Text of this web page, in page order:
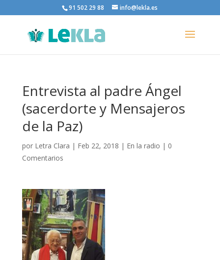
91 502 29 88 info@lekla.es
Entrevista al padre Ángel
(sacerdorte y Mensajeros
de la Paz)
por Letra Clara | Feb 22, 2018 | En la radio | 0
Comentarios